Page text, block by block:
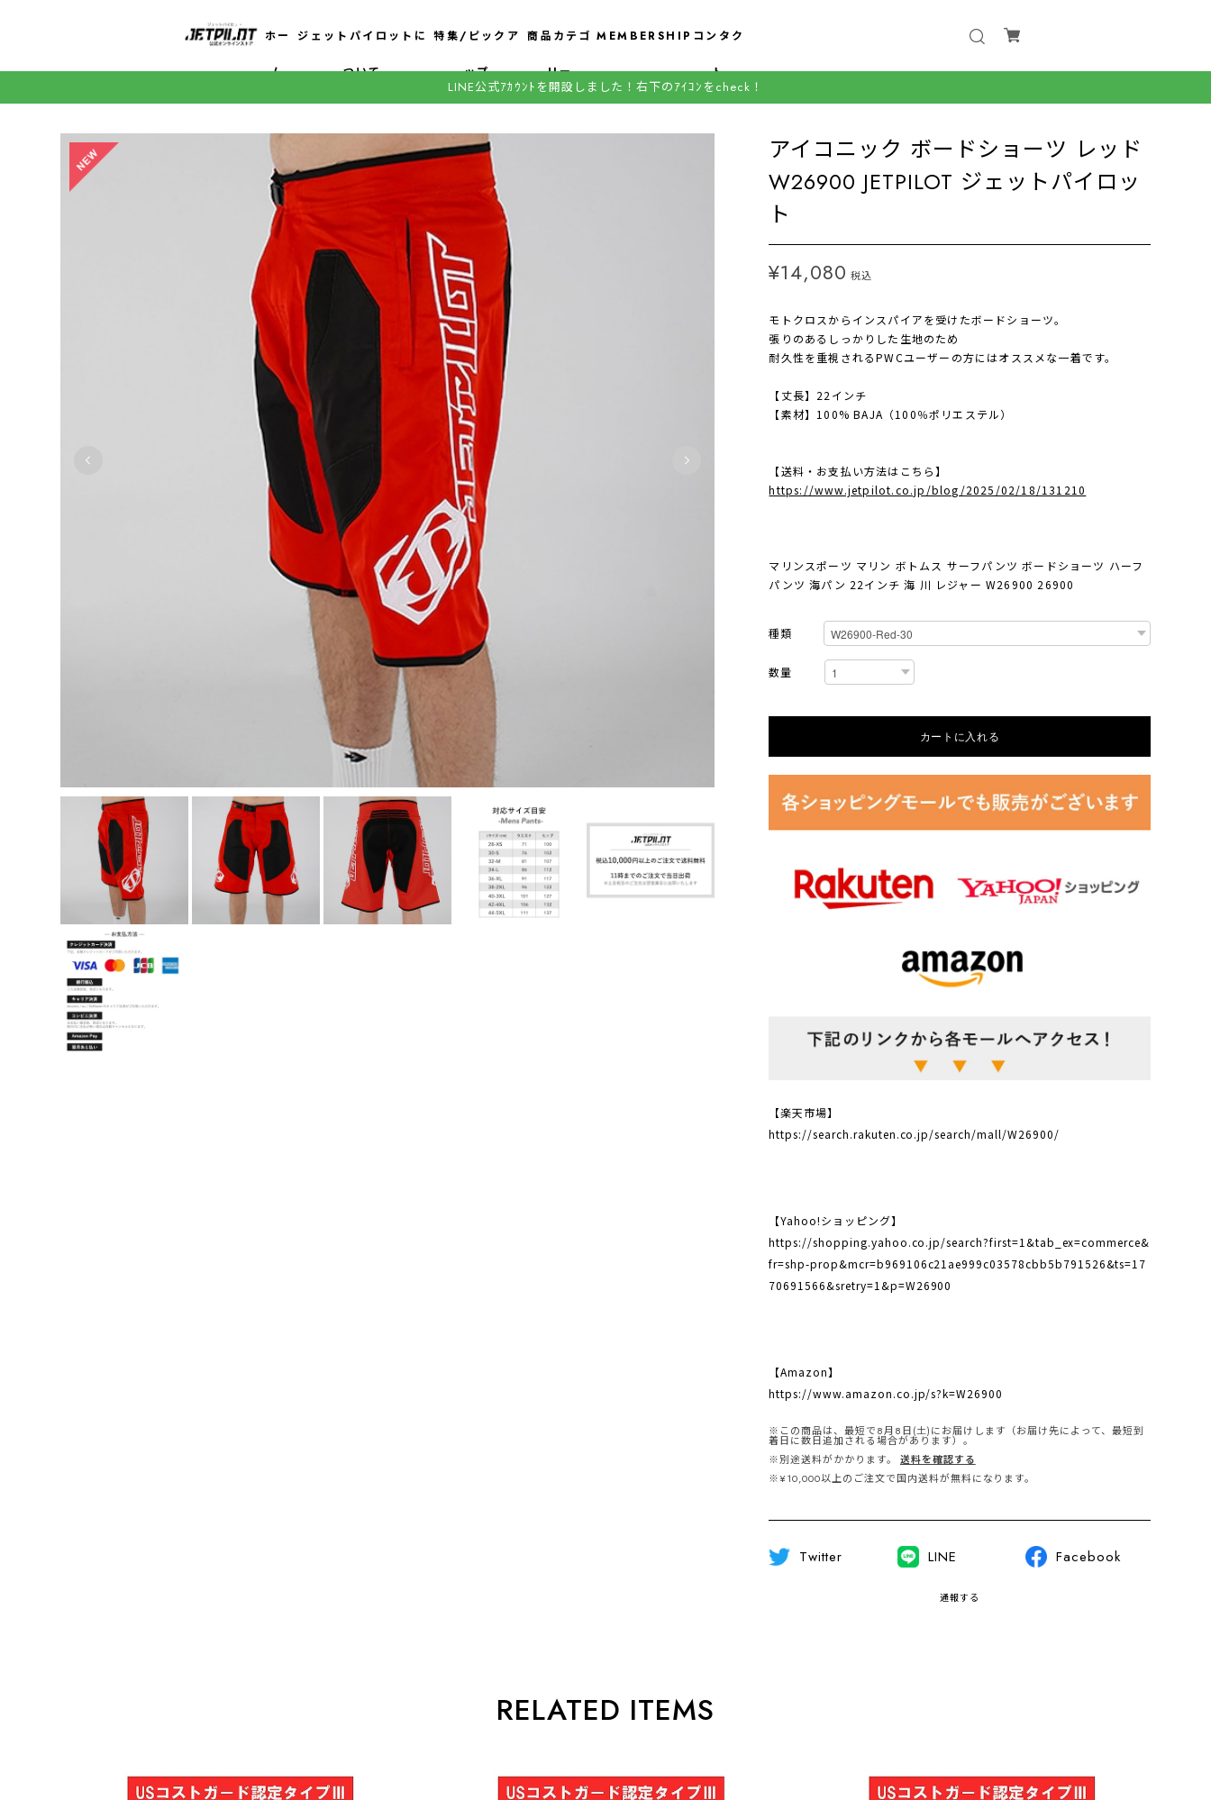
ホー
ム
ジェットパイロットに
ついて
特集/ピックア
ップ
商品カテゴ
リー
MEMBERSHIP コンタク
ト
LINE公式ｱｶｳﾝﾄを開設しました！右下のｱｲｺﾝをcheck！
アイコニック ボードショーツ レッド
W26900 JETPILOT ジェットパイロッ
ト
¥14,080 税込
モトクロスからインスパイアを受けたボードショーツ。
張りのあるしっかりした生地のため
耐久性を重視されるPWCユーザーの方にはオススメな一着です。
【丈長】22インチ
【素材】100% BAJA（100％ポリエステル）
【送料・お支払い方法はこちら】
https://www.jetpilot.co.jp/blog/2025/02/18/131210
マリンスポーツ マリン ボトムス サーフパンツ ボードショーツ ハーフ
パンツ 海パン 22インチ 海 川 レジャー W26900 26900
種類
数量
カートに入れる
【楽天市場】
https://search.rakuten.co.jp/search/mall/W26900/
【Yahoo!ショッピング】
https://shopping.yahoo.co.jp/search?first=1&tab_ex=commerce&
fr=shp-prop&mcr=b969106c21ae999c03578cbb5b791526&ts=17
70691566&sretry=1&p=W26900
【Amazon】
https://www.amazon.co.jp/s?k=W26900
※この商品は、最短で8月8日(土)にお届けします（お届け先によって、最短到
着日に数日追加される場合があります）。
※別途送料がかかります。
送料を確認する
※¥10,000以上のご注文で国内送料が無料になります。
Twitter LINE Facebook
通報する
RELATED ITEMS